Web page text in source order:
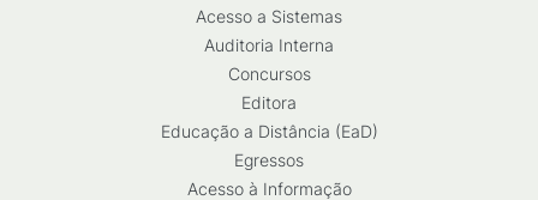
Acesso a Sistemas
Auditoria Interna
Concursos
Editora
Educação a Distância (EaD)
Egressos
Acesso à Informação